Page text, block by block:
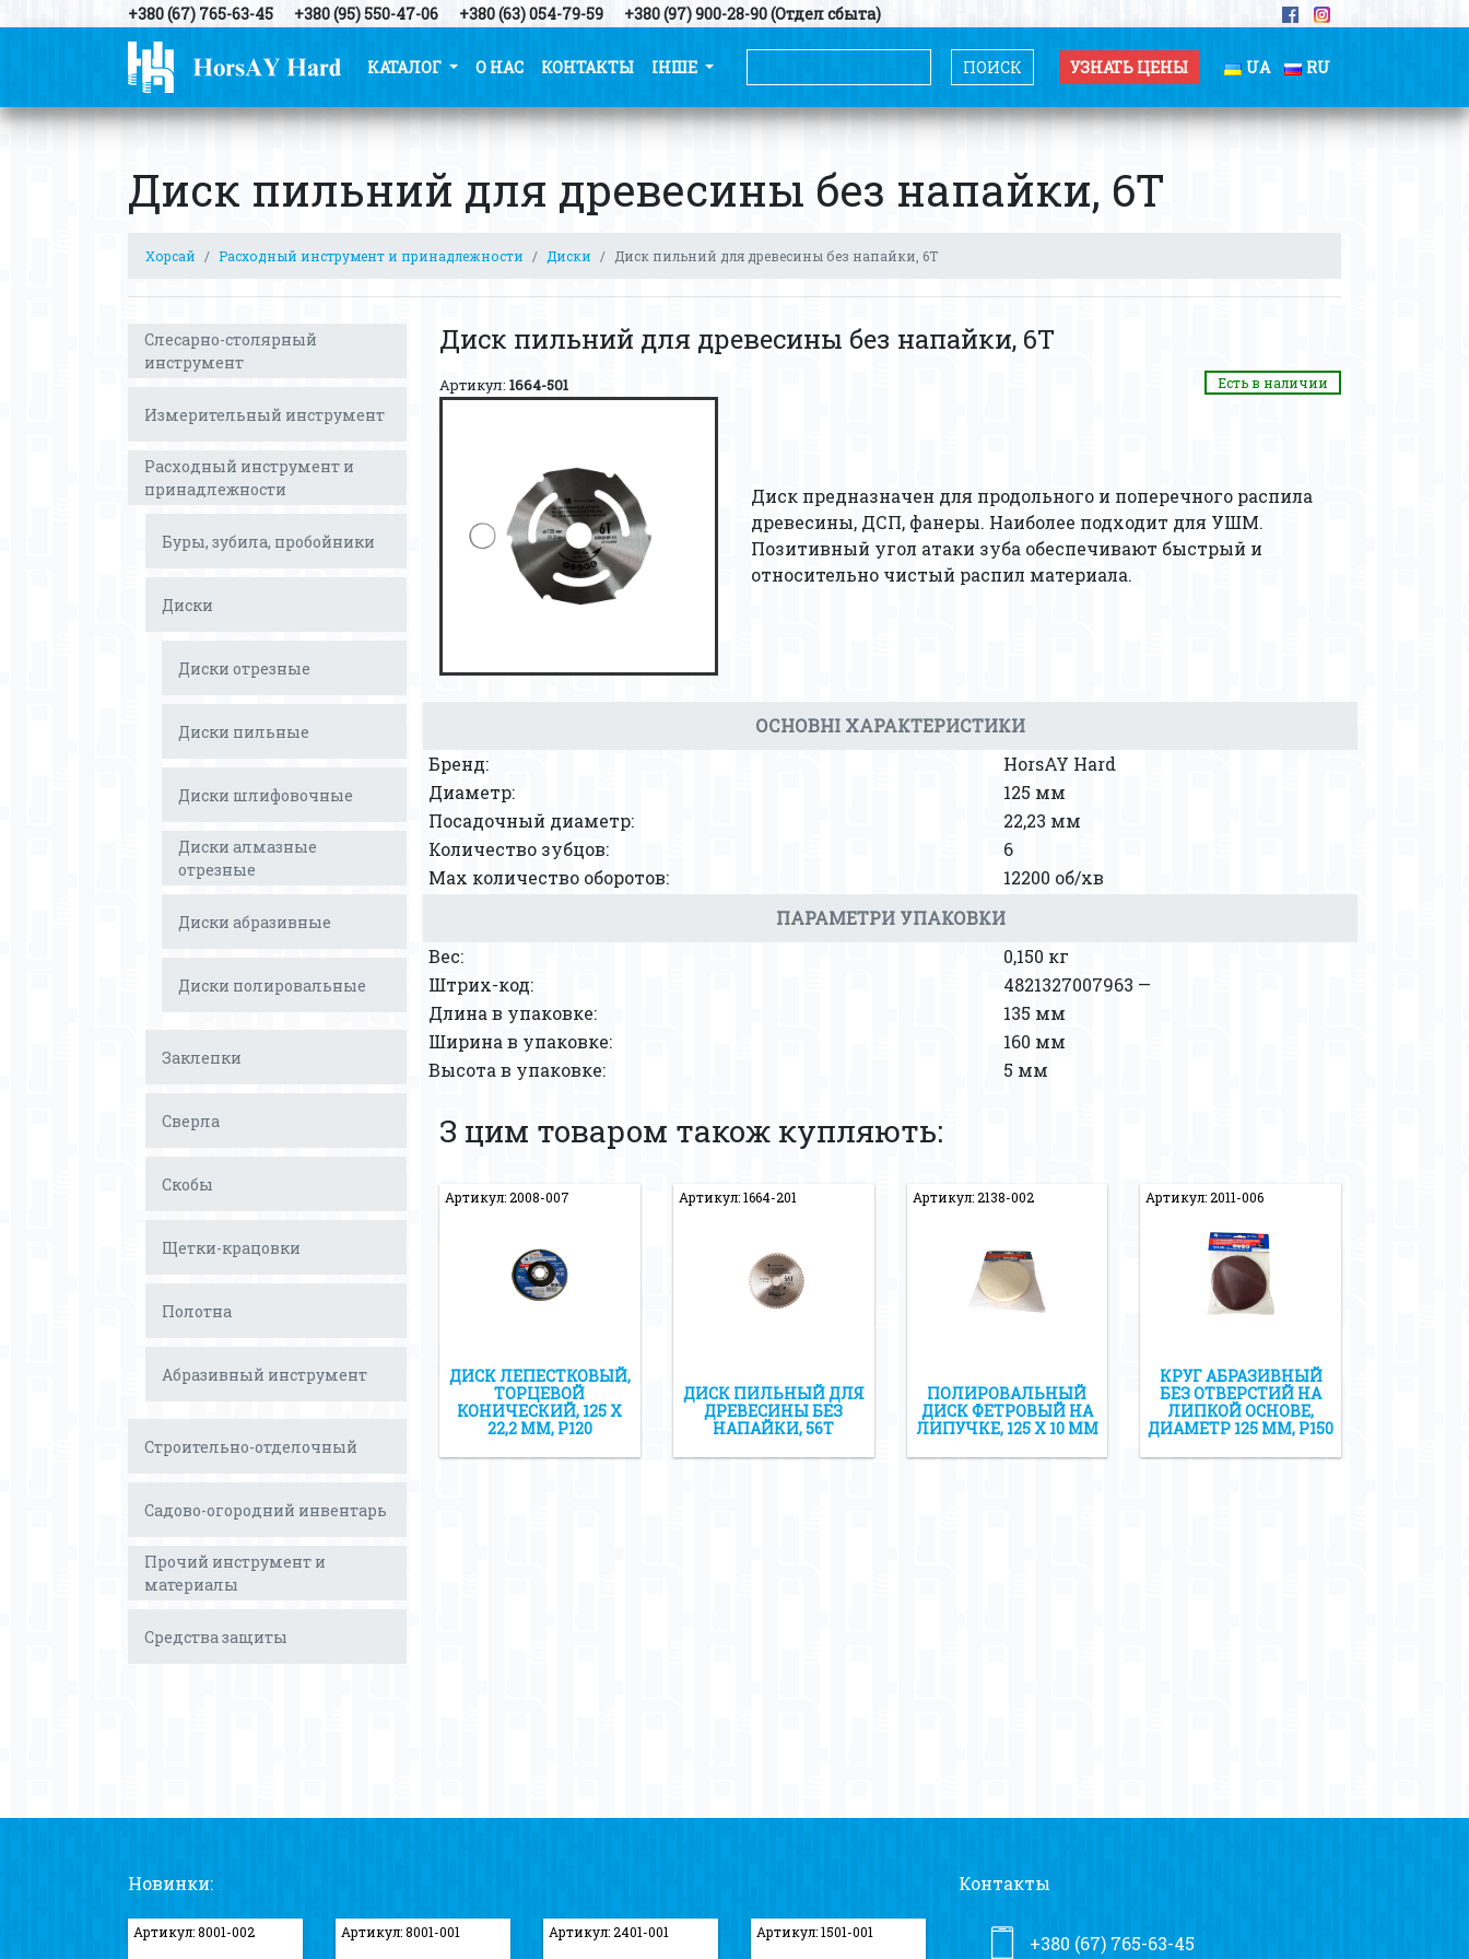
+380 (67) 765-63-45 +380 (95) 550-47-06 +380 (63) 054-79-59 +380 (97) 900-28-90 (Отдел сбыта)
КАТАЛОГ О НАС КОНТАКТЫ ІНШЕ УЗНАТЬ ЦЕНЫ UA RU
Диск пильний для древесины без напайки, 6Т
Хорсай Расходный инструмент и принадлежности Диски Диск пильний для древесины без напайки, 6Т
Слесарно-столярный
инструмент
Измерительный инструмент
Расходный инструмент и
принадлежности
Буры, зубила, пробойники
Диски
Диски отрезные
Диски пильные
Диски шлифовочные
Диски алмазные
отрезные
Диски абразивные
Диски полировальные
Заклепки
Сверла
Скобы
Щетки-крацовки
Полотна
Абразивный инструмент
Строительно-отделочный
Садово-огородний инвентарь
Прочий инструмент и
материалы
Средства защиты
Диск пильний для древесины без напайки, 6Т
Артикул: 1664-501 Есть в наличии
Диск предназначен для продольного и поперечного распила
древесины, ДСП, фанеры. Наиболее подходит для УШМ.
Позитивный угол атаки зуба обеспечивают быстрый и
относительно чистый распил материала.
ОСНОВНІ ХАРАКТЕРИСТИКИ
Бренд:
HorsAY Hard
Диаметр:
125 мм
Посадочный диаметр:
22,23 мм
Количество зубцов:
6
Мах количество оборотов:
12200 об/хв
ПАРАМЕТРИ УПАКОВКИ
Вес:
0,150 кг
Штрих-код:
4821327007963 —
Длина в упаковке:
135 мм
Ширина в упаковке:
160 мм
Высота в упаковке:
5 мм
З цим товаром також купляють:
Артикул: 2008-007
ДИСК ЛЕПЕСТКОВЫЙ,
ТОРЦЕВОЙ
КОНИЧЕСКИЙ, 125 Х
22,2 ММ, Р120
Артикул: 1664-201
ДИСК ПИЛЬНЫЙ ДЛЯ
ДРЕВЕСИНЫ БЕЗ
НАПАЙКИ, 56Т
Артикул: 2138-002
ПОЛИРОВАЛЬНЫЙ
ДИСК ФЕТРОВЫЙ НА
ЛИПУЧКЕ, 125 Х 10 ММ
Артикул: 2011-006
КРУГ АБРАЗИВНЫЙ
БЕЗ ОТВЕРСТИЙ НА
ЛИПКОЙ ОСНОВЕ,
ДИАМЕТР 125 ММ, Р150
Новинки:
Артикул: 8001-002 Артикул: 8001-001 Артикул: 2401-001 Артикул: 1501-001
Контакты
+380 (67) 765-63-45